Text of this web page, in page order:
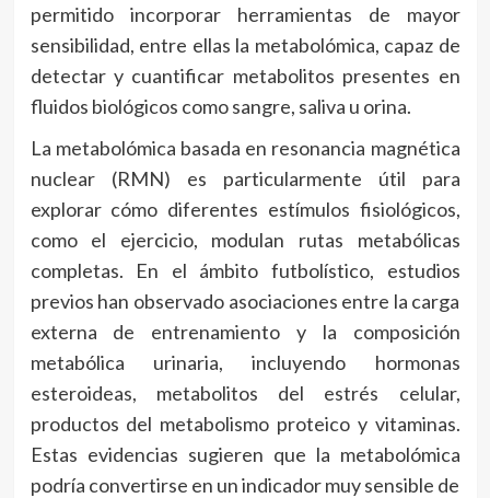
permitido incorporar herramientas de mayor
sensibilidad, entre ellas la metabolómica, capaz de
detectar y cuantificar metabolitos presentes en
fluidos biológicos como sangre, saliva u orina.
La metabolómica basada en resonancia magnética
nuclear (RMN) es particularmente útil para
explorar cómo diferentes estímulos fisiológicos,
como el ejercicio, modulan rutas metabólicas
completas. En el ámbito futbolístico, estudios
previos han observado asociaciones entre la carga
externa de entrenamiento y la composición
metabólica urinaria, incluyendo hormonas
esteroideas, metabolitos del estrés celular,
productos del metabolismo proteico y vitaminas.
Estas evidencias sugieren que la metabolómica
podría convertirse en un indicador muy sensible de